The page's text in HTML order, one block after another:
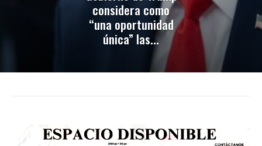
considera como
“una oportunidad
única” las...